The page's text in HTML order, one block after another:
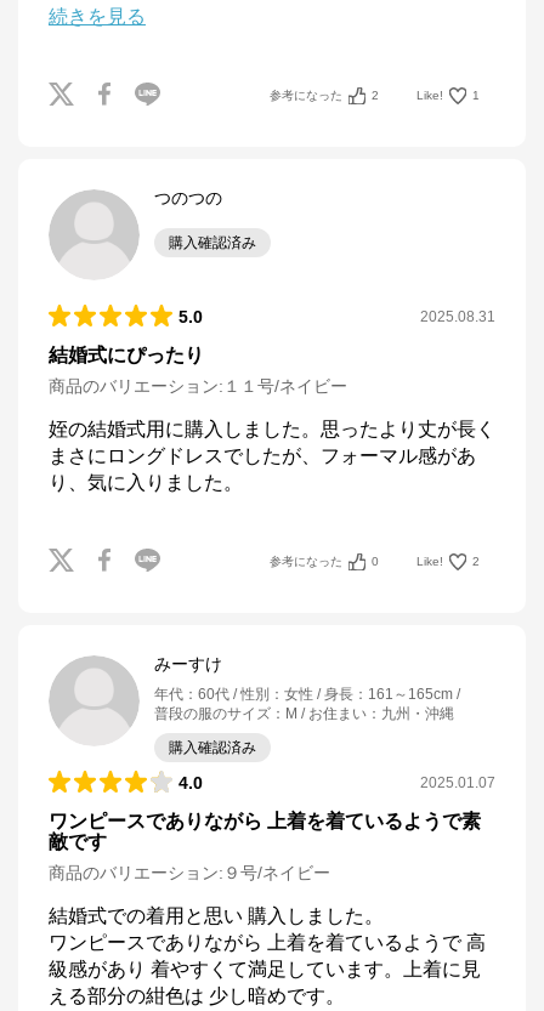
続きを見る
参考になった 2 Like! 1
つのつの
購入確認済み
5.0 2025.08.31
結婚式にぴったり
商品のバリエーション: １１号/ネイビー
姪の結婚式用に購入しました。思ったより丈が長く
まさにロングドレスでしたが、フォーマル感があ
り、気に入りました。
参考になった 0 Like! 2
みーすけ
年代 ： 60代 性別 ： 女性 身長 ： 161～165cm
普段の服のサイズ ： M お住まい ： 九州・沖縄
購入確認済み
4.0 2025.01.07
ワンピースでありながら 上着を着ているようで素
敵です
商品のバリエーション: ９号/ネイビー
結婚式での着用と思い 購入しました。
ワンピースでありながら 上着を着ているようで 高
級感があり 着やすくて満足しています。上着に見
える部分の紺色は 少し暗めです。